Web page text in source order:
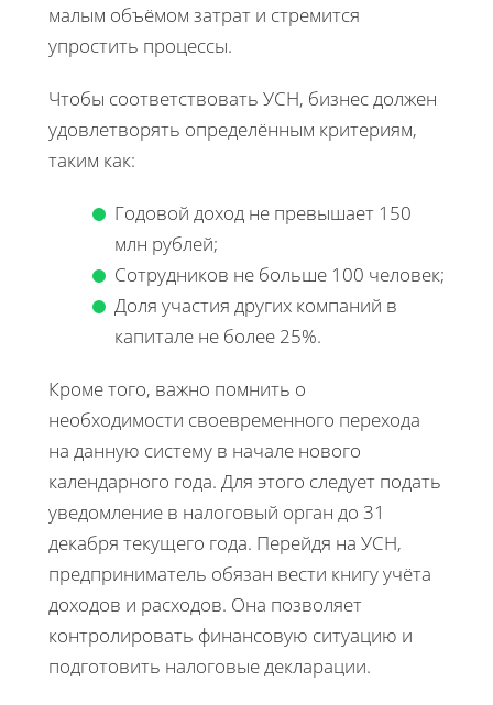
малым объёмом затрат и стремится
упростить процессы.
Чтобы соответствовать УСН, бизнес должен
удовлетворять определённым критериям,
таким как:
Годовой доход не превышает 150
млн рублей;
Сотрудников не больше 100 человек;
Доля участия других компаний в
капитале не более 25%.
Кроме того, важно помнить о
необходимости своевременного перехода
на данную систему в начале нового
календарного года. Для этого следует подать
уведомление в налоговый орган до 31
декабря текущего года. Перейдя на УСН,
предприниматель обязан вести книгу учёта
доходов и расходов. Она позволяет
контролировать финансовую ситуацию и
подготовить налоговые декларации.